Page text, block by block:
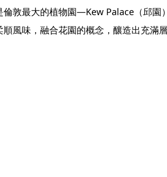
倫敦最大的植物園—Kew Palace（邱園
風味，融合花園的概念，釀造出充滿